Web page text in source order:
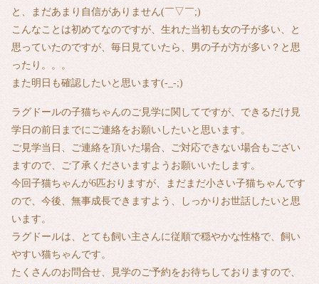
と、まだあまり自信がありません(￣▽￣;)
こんなことは初めてなのですが、生れた当初も女の子が多い、と
思っていたのですが、毎日見ていたら、男の子が方が多い？と思
ったり。。。
また明日も確認したいと思います(-_-;)
ラグドールの子猫ちゃんのご見学に関してですが、できるだけ見
学日の前日までにご連絡をお願いしたいと思います。
ご見学当日、ご連絡を頂いた場合、ご対応できない場合もござい
ますので、ご了承くださいますようお願いいたします。
今回子猫ちゃんが6匹おりますが、まだまだ小さい子猫ちゃんです
ので、今後、無事成長できますよう、しっかりお世話したいと思
います。
ラグドールは、とても飼い主さんに従順で穏やかな性格で、飼い
やすい猫ちゃんです。
たくさんのお問合せ、見学のご予約をお待ちしておりますので、